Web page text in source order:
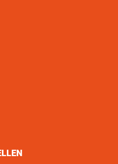
Twitter